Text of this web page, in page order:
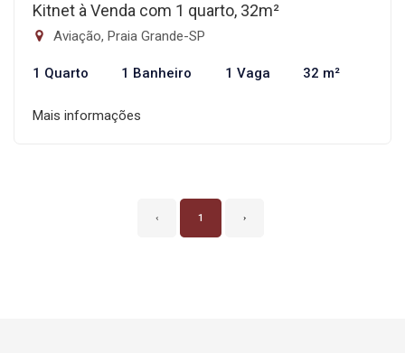
Kitnet à Venda com 1 quarto, 32m²
Aviação, Praia Grande-SP
1 Quarto 1 Banheiro 1 Vaga 32 m²
Mais informações
‹ 1 ›